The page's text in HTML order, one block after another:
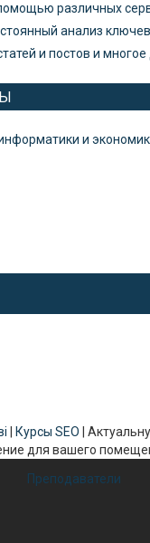
различных
анализ
и постов и многое
и
Курсы SEO |
для вашего
Преподаватели